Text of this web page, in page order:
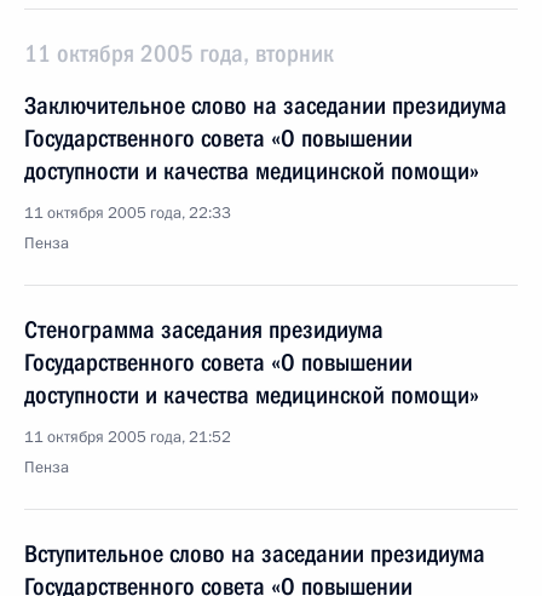
11 октября 2005 года, вторник
Заключительное слово на заседании президиума
Государственного совета «О повышении
доступности и качества медицинской помощи»
11 октября 2005 года, 22:33
Пенза
Стенограмма заседания президиума
Государственного совета «О повышении
доступности и качества медицинской помощи»
11 октября 2005 года, 21:52
Пенза
Вступительное слово на заседании президиума
Государственного совета «О повышении